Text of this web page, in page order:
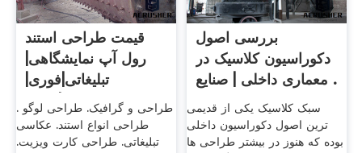
قیمت طراحی استند
رول آپ نمایشگاهی|
تبلیغاتی|فوری|
ارزان|roll ...
طراحی و گرافیک. طراحی لوگو .
طراحی انواع استند. عکاسی
تبلیغاتی. طراحی کارت ویزیت.
بررسی اصول
دکوراسیون کلاسیک در
معماری داخلی | صنایع .
سبک کلاسیک یکی از قدیمی
ترین اصول دکوراسیون داخلی
بوده که هنوز در بیشتر طراحی ها